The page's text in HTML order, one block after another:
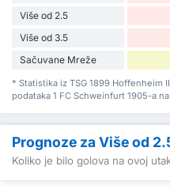
Više od 2.5
Više od 3.5
Sačuvane Mreže
* Statistika iz TSG 1899 Hoffenheim
podataka 1 FC Schweinfurt 1905-a
Prognoze za Više od
Koliko je bilo golova na ovoj